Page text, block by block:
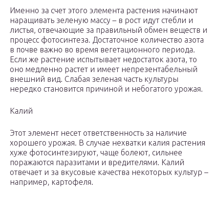
Именно за счет этого элемента растения начинают
наращивать зеленую массу – в рост идут стебли и
листья, отвечающие за правильный обмен веществ и
процесс фотосинтеза. Достаточное количество азота
в почве важно во время вегетационного периода.
Если же растение испытывает недостаток азота, то
оно медленно растет и имеет непрезентабельный
внешний вид. Слабая зеленая часть культуры
нередко становится причиной и небогатого урожая.
Калий
Этот элемент несет ответственность за наличие
хорошего урожая. В случае нехватки калия растения
хуже фотосинтезируют, чаще болеют, сильнее
поражаются паразитами и вредителями. Калий
отвечает и за вкусовые качества некоторых культур –
например, картофеля.